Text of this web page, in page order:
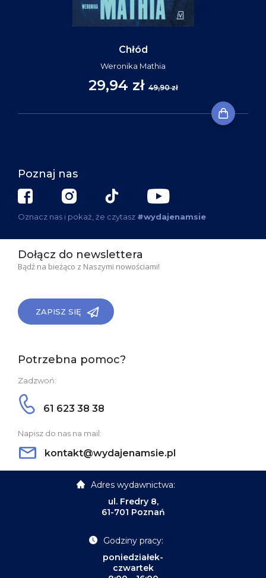
Chłód
Weronika Mathia
29,94 zł 49,90 zł
Poznaj nas
Oznacz nas i pokaż, że czytasz #wydajenamsie
Dołącz do newslettera
Bądź na bieżąco z Naszymi nowościami!
ZAPISZ SIĘ
Potrzebna pomoc?
Zadzwoń:
61 623 38 38
Napisz do nas na mail:
kontakt@wydajenamsie.pl
Adres wydawnictwa:
ul. Fredry 8,
61-701 Poznań
Godziny pracy:
poniedziałek-
czwartek